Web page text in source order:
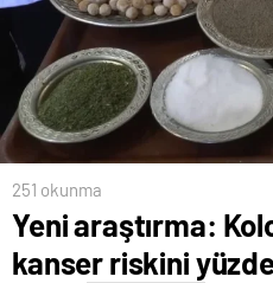
251 okunma
Yeni araştırma:
kanser riskini